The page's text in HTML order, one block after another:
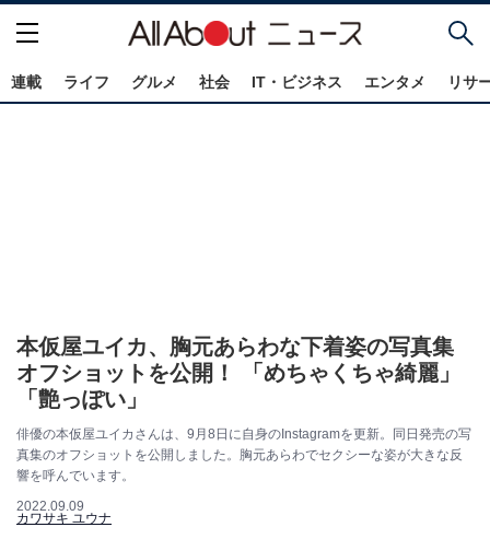
連載 ライフ グルメ 社会 IT・ビジネス エンタメ リサ
本仮屋ユイカ、胸元あらわな下着姿の写真集
オフショットを公開！ 「めちゃくちゃ綺麗」
「艶っぽい」
俳優の本仮屋ユイカさんは、9月8日に自身のInstagramを更新。同日発売の写
真集のオフショットを公開しました。胸元あらわでセクシーな姿が大きな反
響を呼んでいます。
2022.09.09
カワサキ ユウナ